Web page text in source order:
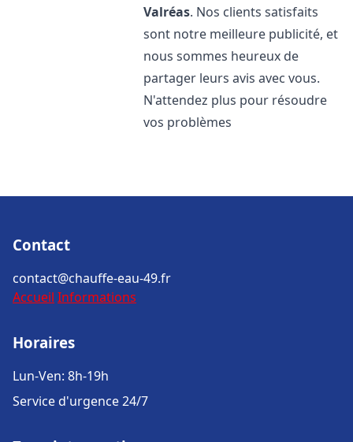
Valréas. Nos clients satisfaits
sont notre meilleure publicité, et
nous sommes heureux de
partager leurs avis avec vous.
N'attendez plus pour résoudre
vos problèmes
Contact
contact@chauffe-eau-49.fr
Accueil Informations
Horaires
Lun-Ven: 8h-19h
Service d'urgence 24/7